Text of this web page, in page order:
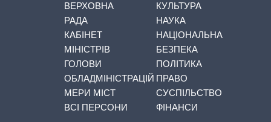
ВЕРХОВНА
РАДА
КАБІНЕТ
МІНІСТРІВ
ГОЛОВИ
ОБЛАДМІНІСТРАЦІЙ
МЕРИ МІСТ
ВСІ ПЕРСОНИ
КУЛЬТУРА
НАУКА
НАЦІОНАЛЬНА
БЕЗПЕКА
ПОЛІТИКА
ПРАВО
СУСПІЛЬСТВО
ФІНАНСИ